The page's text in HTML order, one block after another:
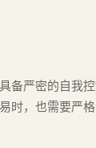
备严密的自我
时，也需要严